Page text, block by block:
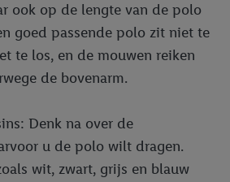
ook op de lengte van de polo
goed passende polo zit niet te
te los, en de mouwen reiken
de bovenarm.
Denk na over de
u de polo wilt dragen.
wit, zwart, grijs en blauw